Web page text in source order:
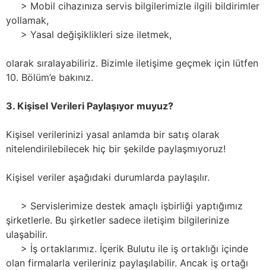
> Mobil cihazınıza servis bilgilerimizle ilgili bildirimler
yollamak,
> Yasal değişiklikleri size iletmek,
olarak sıralayabiliriz. Bizimle iletişime geçmek için lütfen
10. Bölüm’e bakınız.
3. Kişisel Verileri Paylaşıyor muyuz?
Kişisel verilerinizi yasal anlamda bir satış olarak
nitelendirilebilecek hiç bir şekilde paylaşmıyoruz!
Kişisel veriler aşağıdaki durumlarda paylaşılır.
> Servislerimize destek amaçlı işbirliği yaptığımız
şirketlerle. Bu şirketler sadece iletişim bilgilerinize
ulaşabilir.
> İş ortaklarımız. İçerik Bulutu ile iş ortaklığı içinde
olan firmalarla verileriniz paylaşılabilir. Ancak iş ortağı